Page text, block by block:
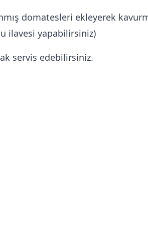
domatesleri ekleyerek
ilavesi yapabilirsiniz)
servis edebilirsiniz.